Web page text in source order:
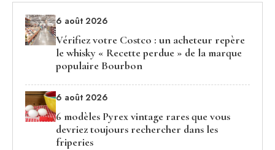
6 août 2026
Vérifiez votre Costco : un acheteur repère
le whisky « Recette perdue » de la marque
populaire Bourbon
6 août 2026
6 modèles Pyrex vintage rares que vous
devriez toujours rechercher dans les
friperies